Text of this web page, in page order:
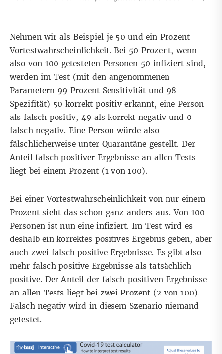
Nehmen wir als Beispiel je 50 und ein Prozent
Vortestwahrscheinlichkeit. Bei 50 Prozent, wenn
also von 100 getesteten Personen 50 infiziert sind,
werden im Test (mit den angenommenen
Parametern 99 Prozent Sensitivität und 98
Spezifität) 50 korrekt positiv erkannt, eine Person
als falsch positiv, 49 als korrekt negativ und 0
falsch negativ. Eine Person würde also
fälschlicherweise unter Quarantäne gestellt. Der
Anteil falsch positiver Ergebnisse an allen Tests
liegt bei einem Prozent (1 von 100).
Bei einer Vortestwahrscheinlichkeit von nur einem
Prozent sieht das schon ganz anders aus. Von 100
Personen ist nun eine infiziert. Im Test wird es
deshalb ein korrektes positives Ergebnis geben, aber
auch zwei falsch positive Ergebnisse. Es gibt also
mehr falsch positive Ergebnisse als tatsächlich
positive. Der Anteil der falsch positiven Ergebnisse
an allen Tests liegt bei zwei Prozent (2 von 100).
Falsch negativ wird in diesem Szenario niemand
getestet.